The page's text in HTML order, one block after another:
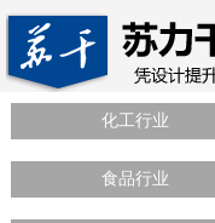
化工行业
食品行业